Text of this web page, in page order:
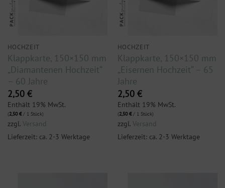
HOCHZEIT
Klappkarte, 150×150 mm
„Diamantenen Hochzeit“
– 60 Jahre
2,50 €
Enthält 19% MwSt.
(2,50€/ 1 Stück)
zzgl. Versand
Lieferzeit: ca. 2-3 Werktage
HOCHZEIT
Klappkarte, 150×150 mm
„Eisernen Hochzeit“ – 65
Jahre
2,50 €
Enthält 19% MwSt.
(2,50€/ 1 Stück)
zzgl. Versand
Lieferzeit: ca. 2-3 Werktage